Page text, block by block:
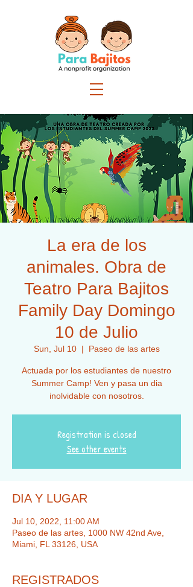
La era de los
animales. Obra de
Teatro Para Bajitos
Family Day Domingo
10 de Julio
Sun, Jul 10
  |
Paseo de las artes
Actuada por los estudiantes de nuestro
Summer Camp! Ven y pasa un dia
inolvidable con nosotros.
Registration is closed
See other events
DIA Y LUGAR
Jul 10, 2022, 11:00 AM
Paseo de las artes, 1000 NW 42nd Ave,
Miami, FL 33126, USA
REGISTRADOS